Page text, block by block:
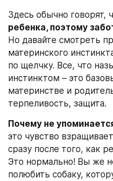
Здесь обычно говорят,
ребенка, поэтому
Но давайте смотреть
материнского
по щелчку. Все, что
инстинктом – это
материнстве и
терпеливость, защита.
Почему не
это чувство
сразу после того, как
Это нормально! Вы же
полюбить собаку,